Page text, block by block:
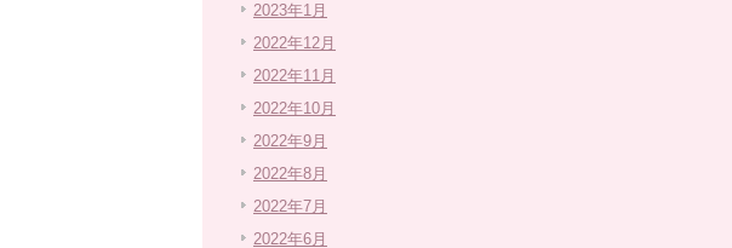
2023年1月
2022年12月
2022年11月
2022年10月
2022年9月
2022年8月
2022年7月
2022年6月